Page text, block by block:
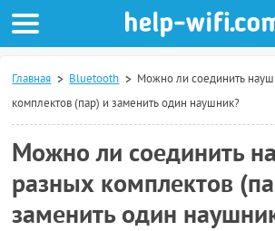
Главная Bluetooth
Можно ли соединить
комплектов (пар) и заменить один наушник?
Можно ли соединить
разных комплектов
заменить один